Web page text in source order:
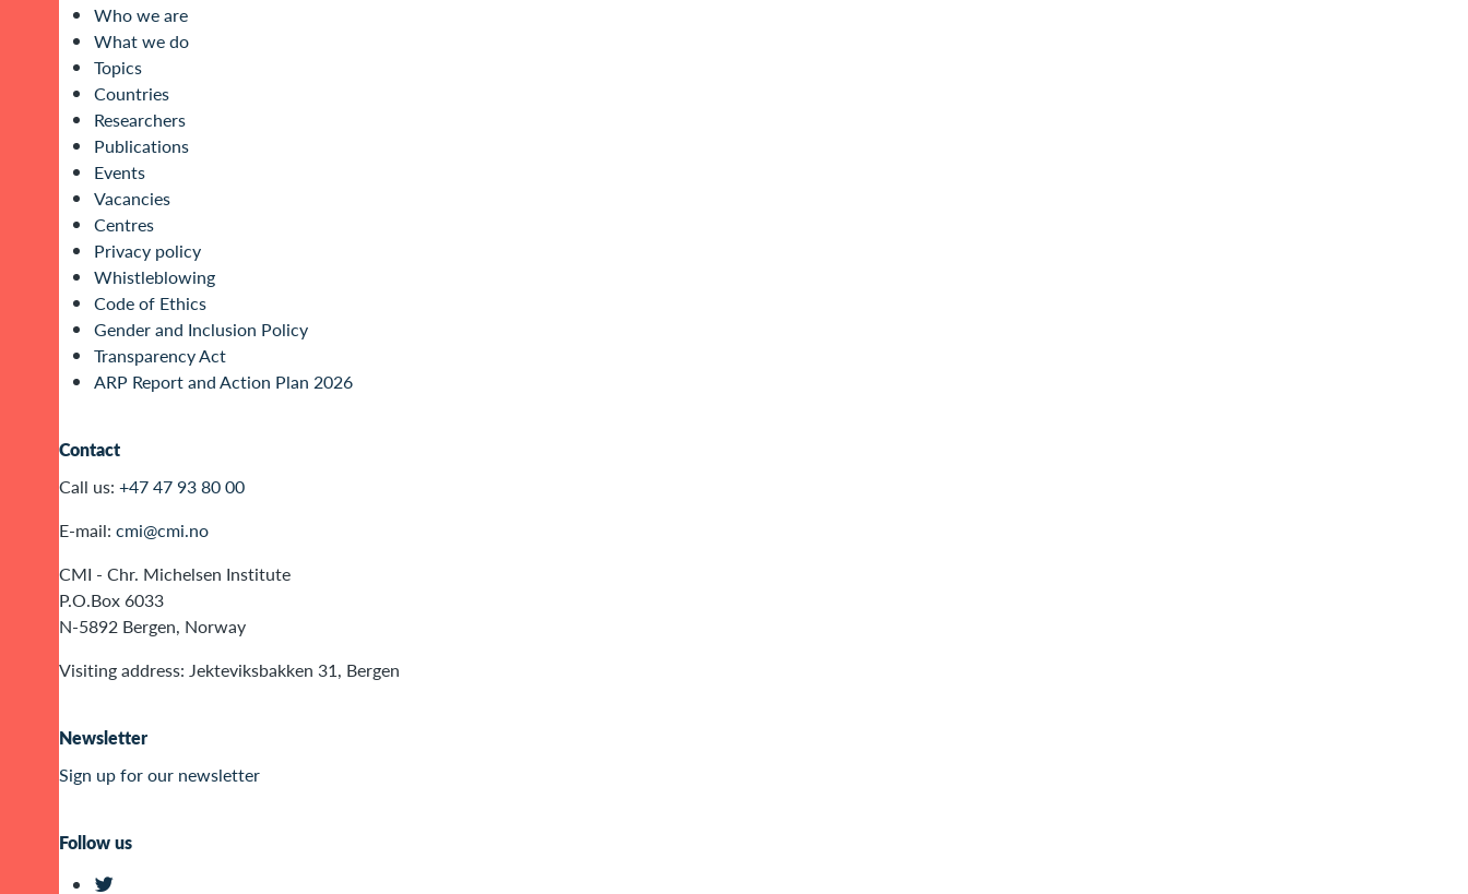
Who we are
What we do
Topics
Countries
Researchers
Publications
Events
Vacancies
Centres
Privacy policy
Whistleblowing
Code of Ethics
Gender and Inclusion Policy
Transparency Act
ARP Report and Action Plan 2026
Contact
Call us: +47 47 93 80 00
E-mail: cmi@cmi.no
CMI - Chr. Michelsen Institute
P.O.Box 6033
N-5892 Bergen, Norway
Visiting address: Jekteviksbakken 31, Bergen
Newsletter
Sign up for our newsletter
Follow us